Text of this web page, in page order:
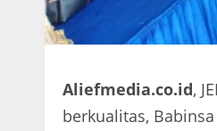
Aliefmedia.co.id,
berkualitas,